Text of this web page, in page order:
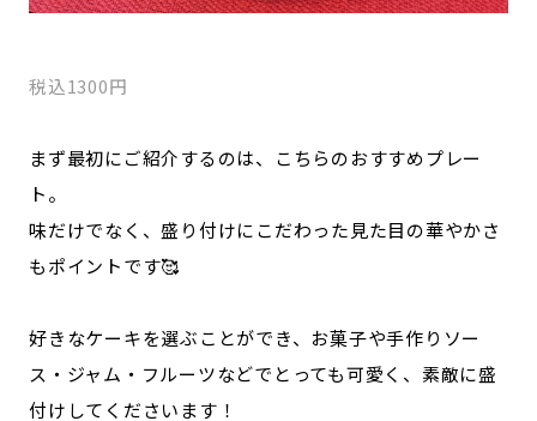
税込1300円
まず最初にご紹介するのは、こちらのおすすめプレー
ト。
味だけでなく、盛り付けにこだわった見た目の華やかさ
もポイントです🥰
好きなケーキを選ぶことができ、お菓子や手作りソー
ス・ジャム・フルーツなどでとっても可愛く、素敵に盛
付けしてくださいます！